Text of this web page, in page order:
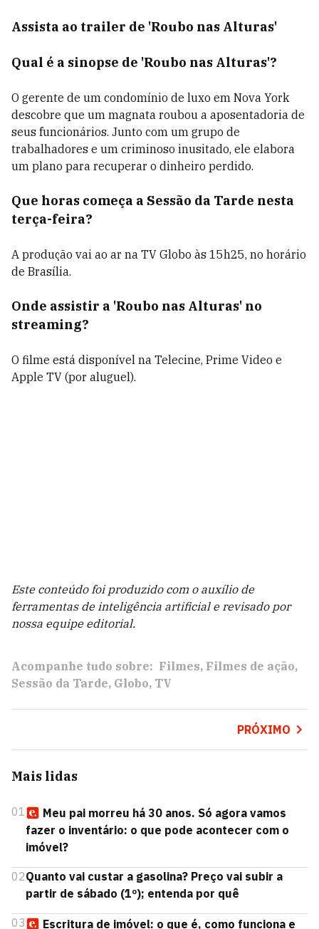
Assista ao trailer de 'Roubo nas Alturas'
Qual é a sinopse de 'Roubo nas Alturas'?
O gerente de um condomínio de luxo em Nova York
descobre que um magnata roubou a aposentadoria de
seus funcionários. Junto com um grupo de
trabalhadores e um criminoso inusitado, ele elabora
um plano para recuperar o dinheiro perdido.
Que horas começa a Sessão da Tarde nesta
terça-feira?
A produção vai ao ar na TV Globo às 15h25, no horário
de Brasília.
Onde assistir a 'Roubo nas Alturas' no
streaming?
O filme está disponível na Telecine, Prime Video e
Apple TV (por aluguel).
Este conteúdo foi produzido com o auxílio de
ferramentas de inteligência artificial e revisado por
nossa equipe editorial.
Acompanhe tudo sobre: Filmes Filmes de ação
Sessão da Tarde Globo TV
PRÓXIMO
Mais lidas
01
Meu pai morreu há 30 anos. Só agora vamos
fazer o inventário: o que pode acontecer com o
imóvel?
02Quanto vai custar a gasolina? Preço vai subir a
partir de sábado (1º); entenda por quê
03 Escritura de imóvel: o que é, como funciona e